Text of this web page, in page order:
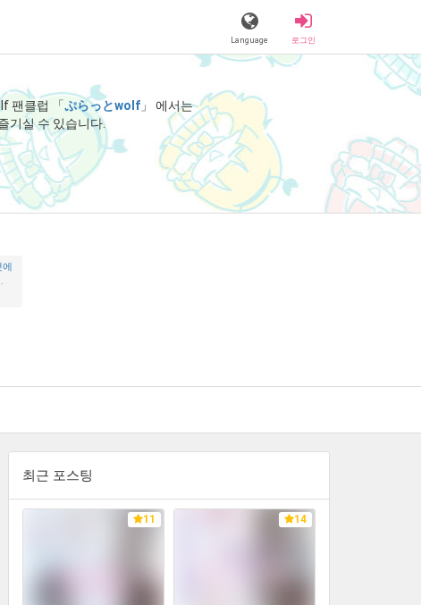
Language 로그인
팬클럽 「ぷらっとwolf」 에서는
기실 수 있습니다.
에
최근 포스팅
11 14